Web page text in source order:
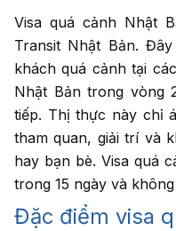
Visa quá cảnh Nhật
Transit Nhật Bản.
khách quá cảnh tại
Nhật Bản trong vòng
tiếp. Thị thực này chỉ
tham quan, giải trí và
hay bạn bè. Visa quá
trong 15 ngày và
Đặc điểm visa